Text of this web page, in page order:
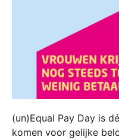
(un)Equal Pay Day is
komen voor gelijke